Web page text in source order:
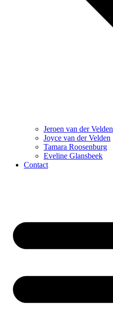
Jeroen van der Velden
Joyce van der Velden
Tamara Roosenburg
Eveline Glansbeek
Contact